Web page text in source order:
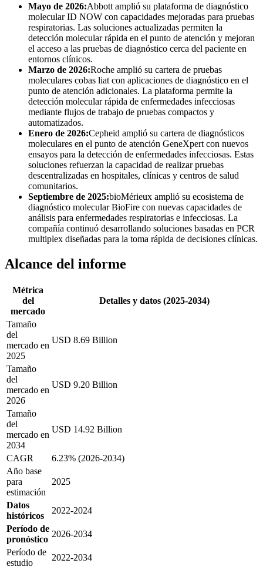
Mayo de 2026:Abbott amplió su plataforma de diagnóstico
molecular ID NOW con capacidades mejoradas para pruebas
respiratorias. Las soluciones actualizadas permiten la
detección molecular rápida en el punto de atención y mejoran
el acceso a las pruebas de diagnóstico cerca del paciente en
entornos clínicos.
Marzo de 2026:Roche amplió su cartera de pruebas
moleculares cobas liat con aplicaciones de diagnóstico en el
punto de atención adicionales. La plataforma permite la
detección molecular rápida de enfermedades infecciosas
mediante flujos de trabajo de pruebas compactos y
automatizados.
Enero de 2026:Cepheid amplió su cartera de diagnósticos
moleculares en el punto de atención GeneXpert con nuevos
ensayos para la detección de enfermedades infecciosas. Estas
soluciones refuerzan la capacidad de realizar pruebas
descentralizadas en hospitales, clínicas y centros de salud
comunitarios.
Septiembre de 2025:bioMérieux amplió su ecosistema de
diagnóstico molecular BioFire con nuevas capacidades de
análisis para enfermedades respiratorias e infecciosas. La
compañía continuó desarrollando soluciones basadas en PCR
multiplex diseñadas para la toma rápida de decisiones clínicas.
Alcance del informe
Métrica
del
mercado
Detalles y datos (2025-2034)
Tamaño
del
mercado en
2025
USD 8.69 Billion
Tamaño
del
mercado en
2026
USD 9.20 Billion
Tamaño
del
mercado en
2034
USD 14.92 Billion
CAGR
6.23% (2026-2034)
Año base
para
estimación
2025
Datos
históricos
2022-2024
Período de
pronóstico
2026-2034
Período de
estudio
2022-2034